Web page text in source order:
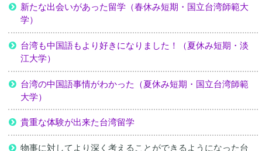
新たな出会いがあった留学（春休み短期・国立台湾師範大
学）
台湾も中国語もより好きになりました！（夏休み短期・淡
江大学）
台湾の中国語事情がわかった（夏休み短期・国立台湾師範
大学）
貴重な体験が出来た台湾留学
物事に対してより深く考えることができるようになった台